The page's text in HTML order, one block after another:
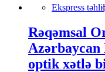
Ekspress
Rəqəmsal
optik xətlə